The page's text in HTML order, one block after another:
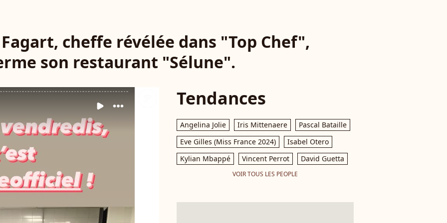
cheffe révélée dans "Top Chef",
son restaurant "Sélune".
Tendances
Angelina Jolie Iris Mittenaere
Pascal Bataille
Eve Gilles (Miss France 2024)
Isabel Otero
Kylian Mbappé
Vincent Perrot David Guetta
VOIR TOUS LES PEOPLE